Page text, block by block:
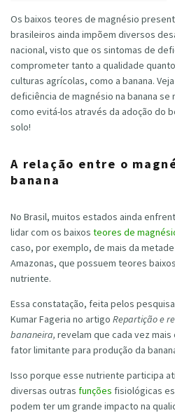
Os baixos teores de magnésio
brasileiros ainda impõem diversos
nacional, visto que os sintomas de
comprometer tanto a qualidade
culturas agrícolas, como a banana.
deficiência de magnésio na banana se
como evitá-los através da adoção do
solo!
A relação entre o
banana
No Brasil, muitos estados ainda
lidar com os baixos teores de
caso, por exemplo, de mais da
Amazonas, que possuem teores
nutriente.
Essa constatação, feita pelos
Kumar Fageria no artigo Repartição e
bananeira, revelam que cada vez
fator limitante para produção da
Isso porque esse nutriente participa
diversas outras funções fisiológicas
podem ter um grande impacto na